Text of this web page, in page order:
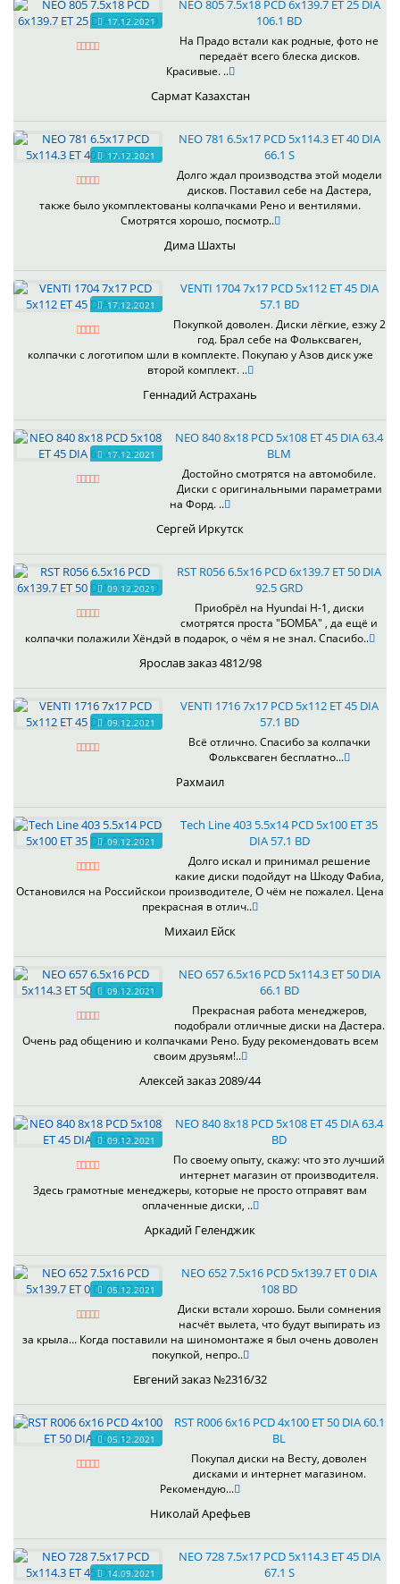
17.12.2021
NEO 805 7.5x18 PCD 6x139.7 ET 25 DIA
106.1 BD
На Прадо встали как родные, фото не
передаёт всего блеска дисков.
Красивые. ..
Сармат Казахстан
17.12.2021
NEO 781 6.5x17 PCD 5x114.3 ET 40 DIA
66.1 S
Долго ждал производства этой модели
дисков. Поставил себе на Дастера,
также было укомплектованы колпачками Рено и вентилями.
Смотрятся хорошо, посмотр..
Дима Шахты
17.12.2021
VENTI 1704 7x17 PCD 5x112 ET 45 DIA
57.1 BD
Покупкой доволен. Диски лёгкие, езжу 2
год. Брал себе на Фольксваген,
колпачки с логотипом шли в комплекте. Покупаю у Азов диск уже
второй комплект. ..
Геннадий Астрахань
17.12.2021
NEO 840 8x18 PCD 5x108 ET 45 DIA 63.4
BLM
Достойно смотрятся на автомобиле.
Диски с оригинальными параметрами
на Форд. ..
Сергей Иркутск
09.12.2021
RST R056 6.5x16 PCD 6x139.7 ET 50 DIA
92.5 GRD
Приобрёл на Hyundai H-1, диски
смотрятся проста "БОМБА" , да ещё и
колпачки полажили Хёндэй в подарок, о чём я не знал. Спасибо..
Ярослав заказ 4812/98
09.12.2021
VENTI 1716 7x17 PCD 5x112 ET 45 DIA
57.1 BD
Всё отлично. Спасибо за колпачки
Фольксваген бесплатно...
Рахмаил
09.12.2021
Tech Line 403 5.5x14 PCD 5x100 ET 35
DIA 57.1 BD
Долго искал и принимал решение
какие диски подойдут на Шкоду Фабиа,
Остановился на Российскои производителе, О чём не пожалел. Цена
прекрасная в отлич..
Михаил Ейск
09.12.2021
NEO 657 6.5x16 PCD 5x114.3 ET 50 DIA
66.1 BD
Прекрасная работа менеджеров,
подобрали отличные диски на Дастера.
Очень рад общению и колпачками Рено. Буду рекомендовать всем
своим друзьям!..
Алексей заказ 2089/44
09.12.2021
NEO 840 8x18 PCD 5x108 ET 45 DIA 63.4
BD
По своему опыту, скажу: что это лучший
интернет магазин от производителя.
Здесь грамотные менеджеры, которые не просто отправят вам
оплаченные диски, ..
Аркадий Геленджик
05.12.2021
NEO 652 7.5x16 PCD 5x139.7 ET 0 DIA
108 BD
Диски встали хорошо. Были сомнения
насчёт вылета, что будут выпирать из
за крыла... Когда поставили на шиномонтаже я был очень доволен
покупкой, непро..
Евгений заказ №2316/32
05.12.2021
RST R006 6x16 PCD 4x100 ET 50 DIA 60.1
BL
Покупал диски на Весту, доволен
дисками и интернет магазином.
Рекомендую...
Николай Арефьев
14.09.2021
NEO 728 7.5x17 PCD 5x114.3 ET 45 DIA
67.1 S